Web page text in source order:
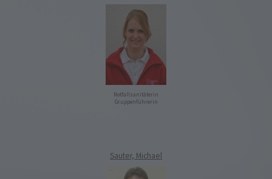
Notfallsanitäterin
Gruppenführerin
Sauter, Michael